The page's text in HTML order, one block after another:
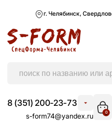
г. Челябинск,
8 (351) 200-23-73
s-form74@yandex.ru 0